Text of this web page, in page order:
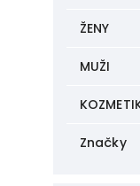
ŽENY
MUŽI
Značky